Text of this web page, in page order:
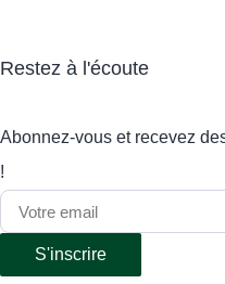
Restez à l'écoute
Abonnez-vous et recevez
!
S'inscrire